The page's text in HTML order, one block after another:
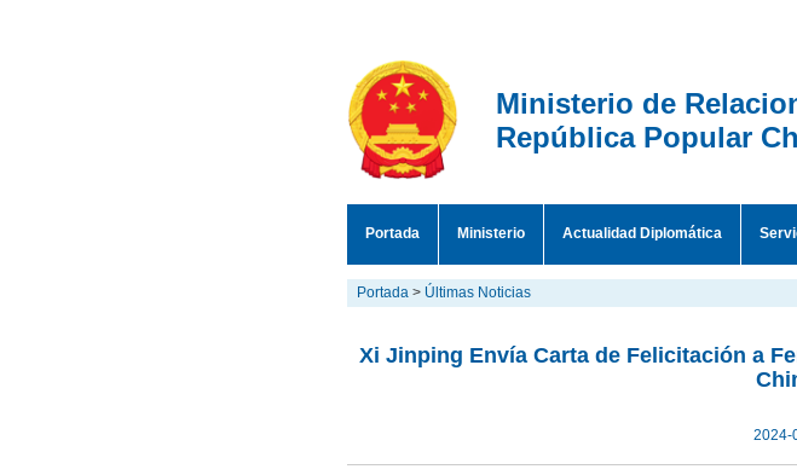
Ministerio de
República Popular
Portada Ministerio Actualidad Diplomática
Portada > Últimas Noticias
Xi Jinping Envía Carta de Felicitación a
2024-